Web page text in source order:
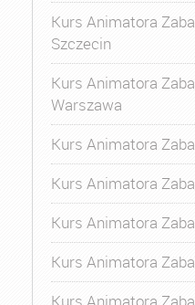
Kurs Animatora
Szczecin
Kurs Animatora
Warszawa
Kurs Animatora
Kurs Animatora
Kurs Animatora
Kurs Animatora